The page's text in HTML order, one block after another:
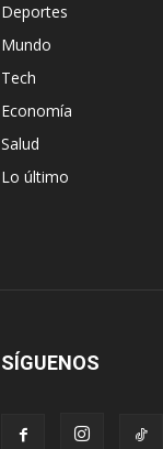
Deportes
Mundo
Tech
Economía
Salud
Lo último
SÍGUENOS